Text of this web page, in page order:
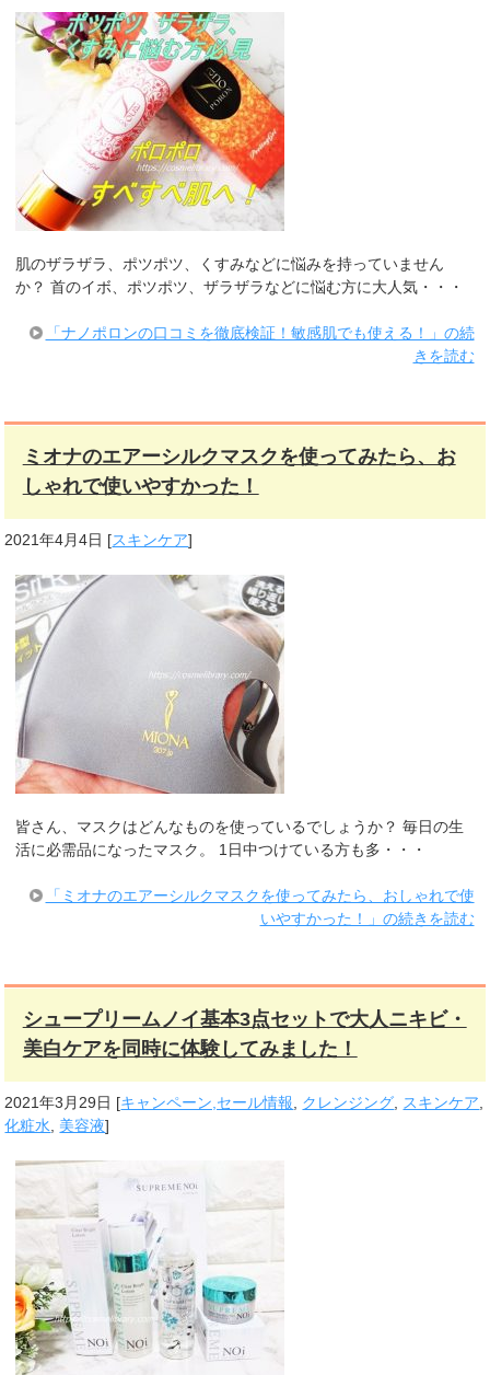
肌のザラザラ、ポツポツ、くすみなどに悩みを持っていません
か？ 首のイボ、ポツポツ、ザラザラなどに悩む方に大人気・・・
「ナノポロンの口コミを徹底検証！敏感肌でも使える！」の続
きを読む
ミオナのエアーシルクマスクを使ってみたら、お
しゃれで使いやすかった！
2021年4月4日 [スキンケア]
皆さん、マスクはどんなものを使っているでしょうか？ 毎日の生
活に必需品になったマスク。 1日中つけている方も多・・・
「ミオナのエアーシルクマスクを使ってみたら、おしゃれで使
いやすかった！」の続きを読む
シュープリームノイ基本3点セットで大人ニキビ・
美白ケアを同時に体験してみました！
2021年3月29日 [キャンペーン,セール情報, クレンジング, スキンケア,
化粧水, 美容液]